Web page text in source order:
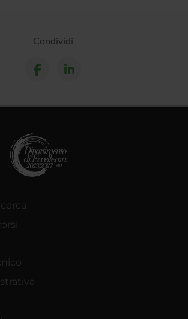
Condividi